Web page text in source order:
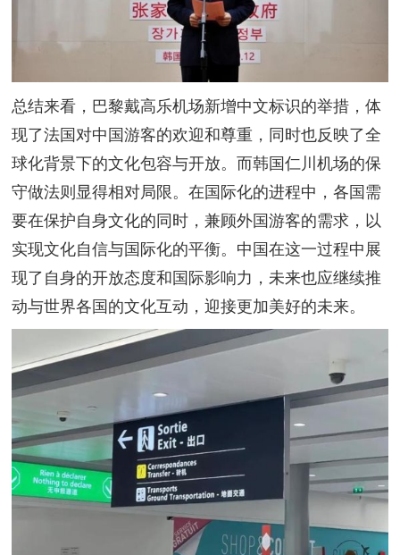
总结来看，巴黎戴高乐机场新增中文标识的举措，体
现了法国对中国游客的欢迎和尊重，同时也反映了全
球化背景下的文化包容与开放。而韩国仁川机场的保
守做法则显得相对局限。在国际化的进程中，各国需
要在保护自身文化的同时，兼顾外国游客的需求，以
实现文化自信与国际化的平衡。中国在这一过程中展
现了自身的开放态度和国际影响力，未来也应继续推
动与世界各国的文化互动，迎接更加美好的未来。